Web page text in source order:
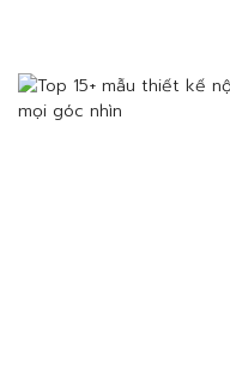
gỗ tự nhiên cần lưu […]